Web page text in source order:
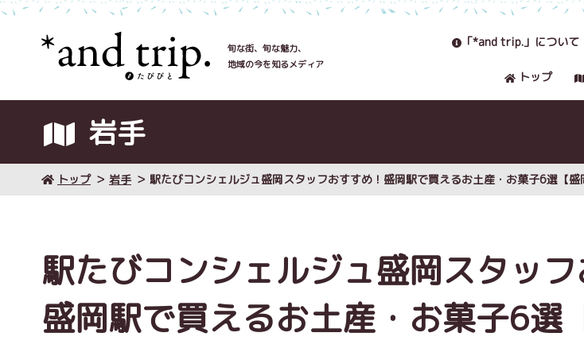
旬な街、旬な魅力、
地域の今を知るメディア
「*and trip.」について
トップ
岩手
トップ 岩手 駅たびコンシェルジュ盛岡スタッフおすすめ！盛岡駅で買えるお土産・お菓子6選【盛
駅たびコンシェルジュ盛岡スタッフ
盛岡駅で買えるお土産・お菓子6選